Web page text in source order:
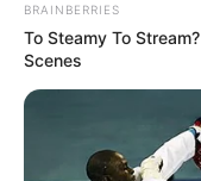
Na manhã de
Vale do
reunião da Câmara
realizada no Centro
BRAINBERRIES
To Steamy To
Scenes